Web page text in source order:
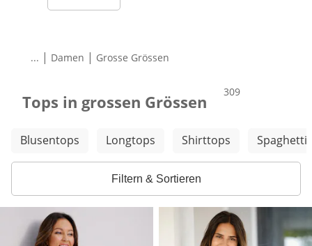
... | Damen | Grosse Grössen
Tops in grossen Grössen Produkte
309
Weitere Kategorien überspringen
Blusentops Longtops Shirttops
Filtern & Sortieren